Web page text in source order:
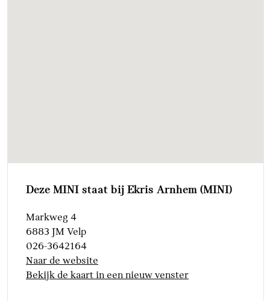
Buitenspiegels
elektrisch inklapbaar
Bandenspanningsweergavesysteem
MINI Car Sharing
voorbereiding
Deze MINI staat bij Ekris Arnhem (MINI)
Markweg 4
6883 JM Velp
026-3642164
Naar de website
Bekijk de kaart in een nieuw venster